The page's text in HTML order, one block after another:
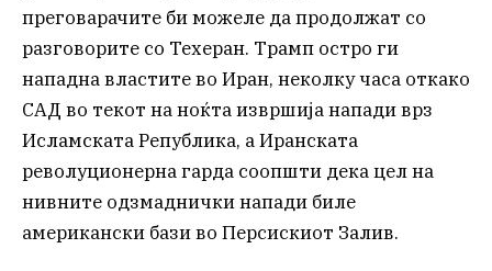
преговарачите би можеле да продолжат со
разговорите со Техеран. Трамп остро ги
нападна властите во Иран, неколку часа откако
САД во текот на ноќта извршија напади врз
Исламската Република, а Иранската
револуционерна гарда соопшти дека цел на
нивните одзмаднички напади биле
американски бази во Персискиот Залив.